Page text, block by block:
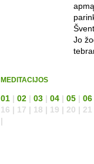
Jo
MEDITACIJOS
01 | 02 | 03 | 04 | 05 | 06
16 | 17 | 18 | 19 | 20 |
|